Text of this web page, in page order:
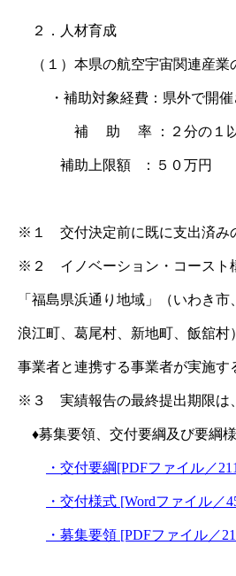
２．人材育成
（１）本県の航空宇宙関連産業
・補助対象経費：県外で開催
補 助 率 ：２分の１以内（た
補助上限額 ：５０万円
※１ 交付決定前に既に支出済み
※２ イノベーション・コースト
「福島県浜通り地域」（いわき
浪江町、葛尾村、新地町、飯舘
事業者と連携する事業者が実施す
※３ 実績報告の最終提出期限は
♦募集要領、交付要綱及び要綱
・交付要綱[PDFファイル／
・交付様式 [Wordファイル／
・募集要領 [PDFファイル／